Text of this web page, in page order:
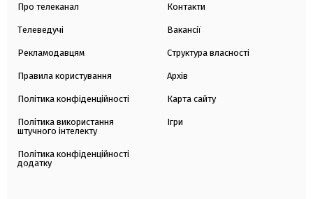
Про телеканал
Телеведучі
Рекламодавцям
Правила користування
Політика конфіденційності
Політика використання
штучного інтелекту
Політика конфіденційності
додатку
Контакти
Вакансії
Структура власності
Архів
Карта сайту
Ігри